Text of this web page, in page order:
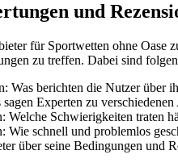
und
für Sportwetten ohne
zu treffen. Dabei sind
Was berichten die Nutzer über
Experten zu
Welche Schwierigkeiten traten
Wie schnell und problemlos
über seine Bedingungen und